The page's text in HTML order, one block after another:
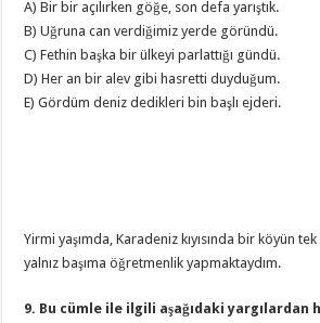
A) Bir bir açılırken göğe, son defa yarıştık.
B) Uğruna can verdiğimiz yerde göründü.
C) Fethin başka bir ülkeyi parlattığı gündü.
D) Her an bir alev gibi hasretti duyduğum.
E) Gördüm deniz dedikleri bin başlı ejderi.
Yirmi yaşımda, Karadeniz kıyısında bir köyün
yalnız başıma öğretmenlik yapmaktaydım.
9. Bu cümle ile ilgili aşağıdaki yargılardan